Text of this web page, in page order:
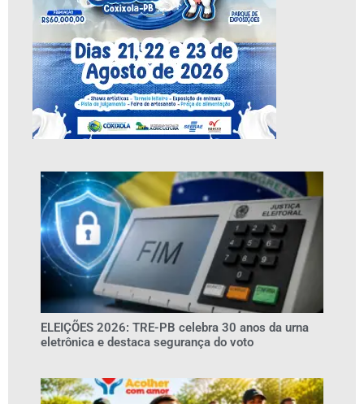
ELEIÇÕES 2026: TRE-PB celebra 30 anos da urna
eletrônica e destaca segurança do voto